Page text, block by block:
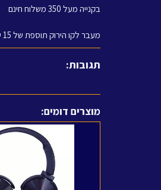
בקנייה מעל 350 משלוח חינם
מעבר לקו הירוק תוספת של 15 ש"ח
תגובות:
מוצרים דומים: